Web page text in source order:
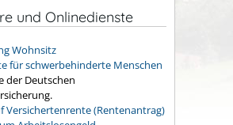
und Onlinedienste
Wohnsitz
für schwerbehinderte Menschen
der Deutschen
Versichertenrente (Rentenantrag)